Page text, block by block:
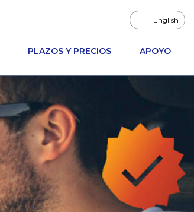
English
PLAZOS Y PRECIOS APOYO